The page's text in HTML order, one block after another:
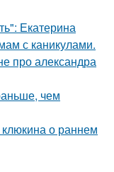
Екатерина
с каникулами.
про александра
чем
о раннем